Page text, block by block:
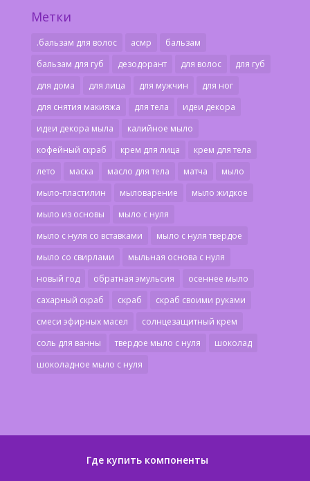
Метки
.бальзам для волос асмр
бальзам
бальзам для губ
дезодорант для волос
для губ
для дома
для лица для мужчин
для ног
для снятия макияжа
для тела
идеи декора
идеи декора мыла
калийное мыло
кофейный скраб
крем для лица
крем для тела
лето
маска масло для тела матча
мыло
мыло-пластилин
мыловарение
мыло жидкое
мыло из основы
мыло с нуля
мыло с нуля со вставками
мыло с нуля твердое
мыло со свирлами
мыльная основа с нуля
новый год
обратная эмульсия
осеннее мыло
сахарный скраб
скраб
скраб своими руками
смеси эфирных масел
солнцезащитный крем
соль для ванны
твердое мыло с нуля
шоколад
шоколадное мыло с нуля
Где купить компоненты